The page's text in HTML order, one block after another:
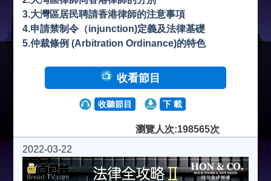
3.大灣區居民聘請香港律師的注意事項
4.申請禁制令（injunction)定義及法律基礎
5.仲裁條例 (Arbitration Ordinance)的特色
收看節目
收聽節目 下 載
瀏覽人次:198565次
2022-03-22